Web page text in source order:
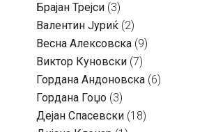
Брајан Трејси (3)
Валентин Јуриќ (2)
Весна Алексовска (9)
Виктор Куновски (7)
Гордана Андоновска (6)
Гордана Гоџо (3)
Дејан Спасевски (18)